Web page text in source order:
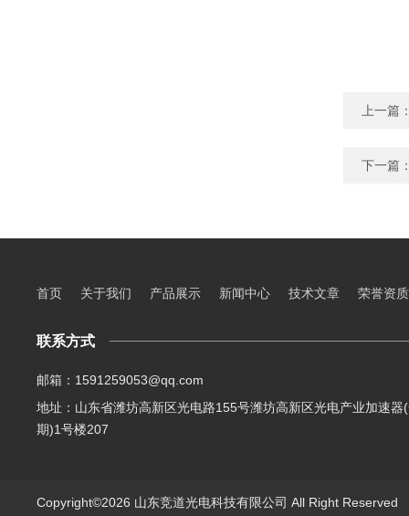
上一篇
下一篇
首页 关于我们 产品展示 新闻中心 技术文章 荣誉资质
联系方式
邮箱：1591259053@qq.com
地址：山东省潍坊高新区光电路155号潍坊高新区光电产业加速器
期)1号楼207
Copyright©2026 山东竞道光电科技有限公司 All Right